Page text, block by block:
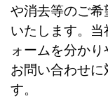
や消去等のご
いたします。
ォームを分か
お問い合わせ
す。